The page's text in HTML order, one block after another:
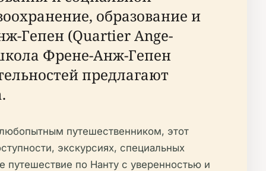
образование и
Гепен (Quartier Ange-
Френе-Анж-Гепен
предлагают
путешественником, этот
экскурсиях, специальных
путешествие по Нанту с уверенностью и